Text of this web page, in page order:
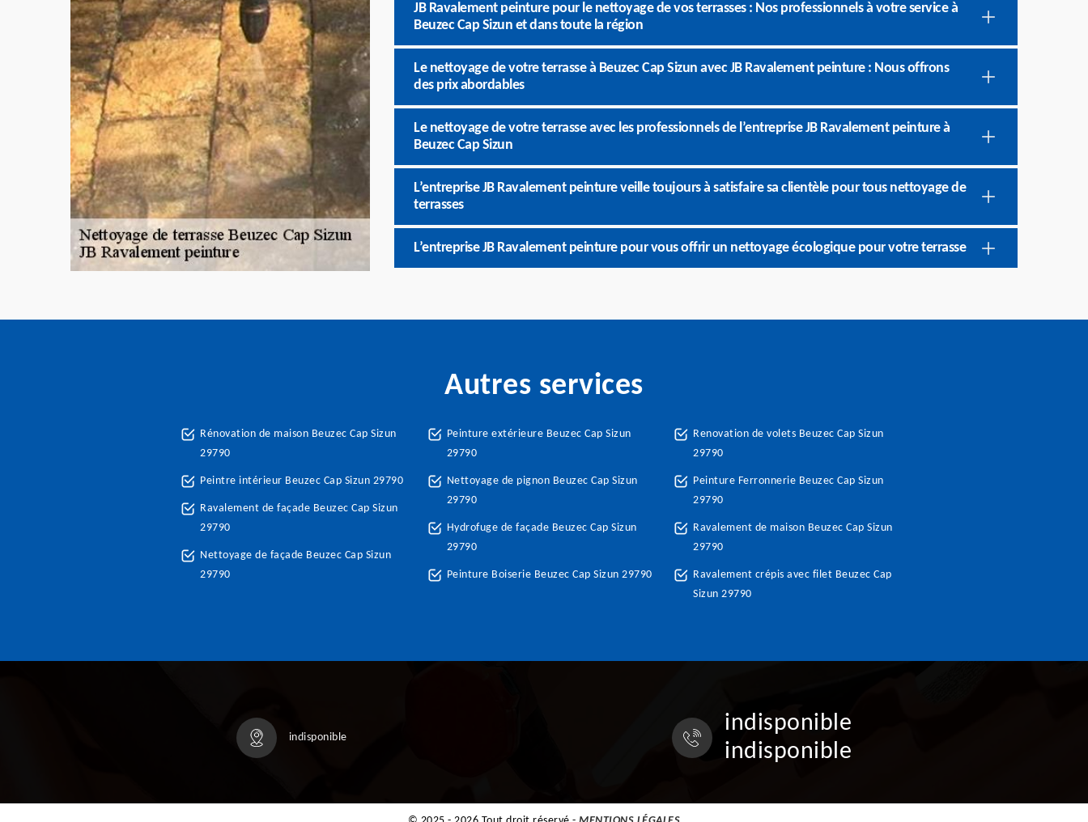
JB Ravalement peinture pour le nettoyage de vos terrasses : Nos professionnels à votre service à
Beuzec Cap Sizun et dans toute la région
Le nettoyage de votre terrasse à Beuzec Cap Sizun avec JB Ravalement peinture : Nous offrons
des prix abordables
Le nettoyage de votre terrasse avec les professionnels de l’entreprise JB Ravalement peinture à
Beuzec Cap Sizun
L’entreprise JB Ravalement peinture veille toujours à satisfaire sa clientèle pour tous nettoyage de
terrasses
L’entreprise JB Ravalement peinture pour vous offrir un nettoyage écologique pour votre terrasse
Autres services
Rénovation de maison Beuzec Cap Sizun
29790
Peintre intérieur Beuzec Cap Sizun 29790
Ravalement de façade Beuzec Cap Sizun
29790
Nettoyage de façade Beuzec Cap Sizun
29790
Peinture extérieure Beuzec Cap Sizun
29790
Nettoyage de pignon Beuzec Cap Sizun
29790
Hydrofuge de façade Beuzec Cap Sizun
29790
Peinture Boiserie Beuzec Cap Sizun 29790
Renovation de volets Beuzec Cap Sizun
29790
Peinture Ferronnerie Beuzec Cap Sizun
29790
Ravalement de maison Beuzec Cap Sizun
29790
Ravalement crépis avec filet Beuzec Cap
Sizun 29790
indisponible
indisponible
indisponible